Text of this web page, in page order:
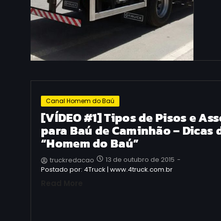
Canal Homem do Baú
[VÍDEO #1] Tipos de Pisos e
para Baú de Caminhão – Dicas
“Homem do Baú”
truckredacao 13 de outubro de 2015 -
Postado por: 4Truck | www.4truck.com.br